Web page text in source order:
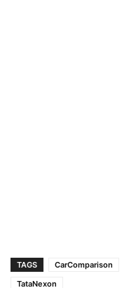
TAGS CarComparison
TataNexon